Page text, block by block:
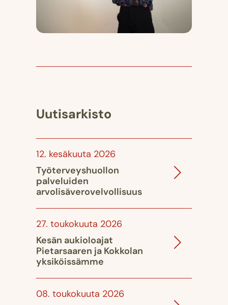
Uutisarkisto
12. kesäkuuta 2026
Työterveyshuollon
palveluiden
arvolisäverovelvollisuus
27. toukokuuta 2026
Kesän aukioloajat
Pietarsaaren ja Kokkolan
yksiköissämme
08. toukokuuta 2026